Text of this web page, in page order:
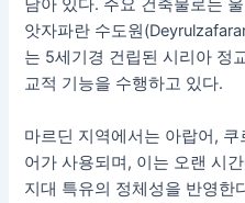
남아 있다. 주요 건축물로는
앗자파란 수도원
는 5세기경 건립된 시리아 정
교적 기능을 수행하고 있다.
마르딘 지역에서는 아랍어,
어가 사용되며, 이는 오랜 시
지대 특유의 정체성을 반영한